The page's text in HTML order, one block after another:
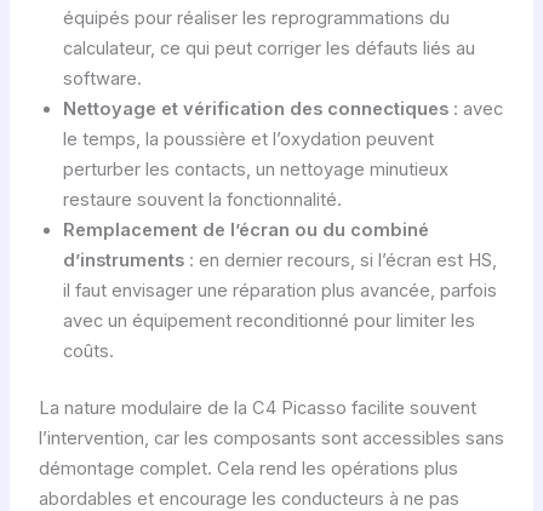
équipés pour réaliser les reprogrammations du
calculateur, ce qui peut corriger les défauts liés au
software.
Nettoyage et vérification des connectiques: avec
le temps, la poussière et l’oxydation peuvent
perturber les contacts, un nettoyage minutieux
restaure souvent la fonctionnalité.
Remplacement de l’écran ou du combiné
d’instruments: en dernier recours, si l’écran est HS,
il faut envisager une réparation plus avancée, parfois
avec un équipement reconditionné pour limiter les
coûts.
La nature modulaire de la C4 Picasso facilite souvent
l’intervention, car les composants sont accessibles sans
démontage complet. Cela rend les opérations plus
abordables et encourage les conducteurs à ne pas